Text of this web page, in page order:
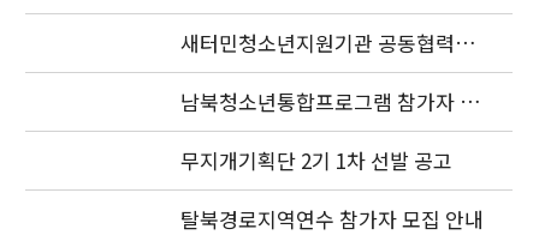
새터민청소년지원기관 공동협력사
업 현장점검 자료요청
남북청소년통합프로그램 참가자 선
발 안내
무지개기획단 2기 1차 선발 공고
탈북경로지역연수 참가자 모집 안내